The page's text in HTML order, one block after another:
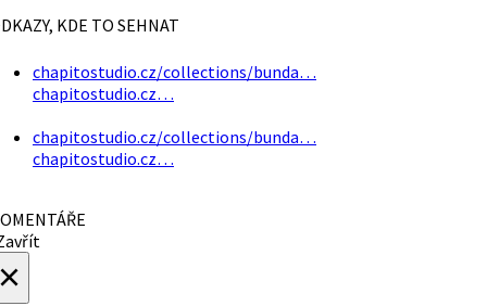
KDE TO SEHNAT
chapitostudio.cz/collections/bunda…
chapitostudio.cz…
chapitostudio.cz/collections/bunda…
chapitostudio.cz…